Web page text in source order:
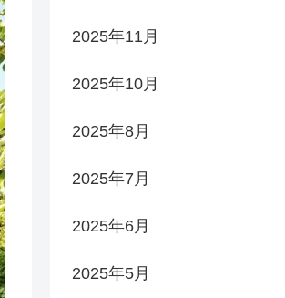
2025年11月
2025年10月
2025年8月
2025年7月
2025年6月
2025年5月